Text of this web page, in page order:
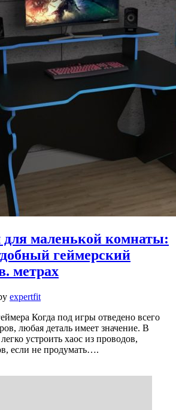
для маленькой комнаты:
геймерский
метрах
expertfit
Когда под игры отведено всего
любая деталь имеет значение. В
устроить хаос из проводов,
если не продумать….